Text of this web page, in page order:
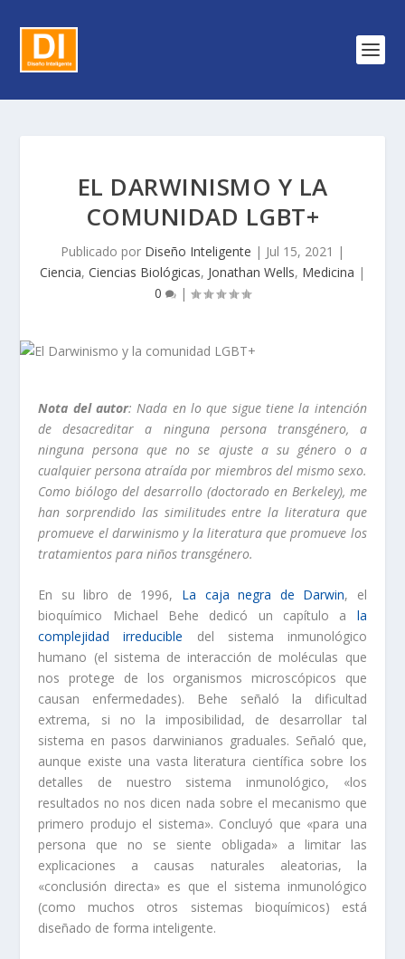
EL DARWINISMO Y LA
COMUNIDAD LGBT+
Publicado por Diseño Inteligente | Jul 15, 2021 |
Ciencia, Ciencias Biológicas, Jonathan Wells, Medicina |
0
|
Nota del autor: Nada en lo que sigue tiene la intención
de desacreditar a ninguna persona transgénero, a
ninguna persona que no se ajuste a su género o a
cualquier persona atraída por miembros del mismo sexo.
Como biólogo del desarrollo (doctorado en Berkeley), me
han sorprendido las similitudes entre la literatura que
promueve el darwinismo y la literatura que promueve los
tratamientos para niños transgénero.
En su libro de 1996, La caja negra de Darwin, el
bioquímico Michael Behe ​​dedicó un capítulo a la
complejidad irreducible del sistema inmunológico
humano (el sistema de interacción de moléculas que
nos protege de los organismos microscópicos que
causan enfermedades). Behe señaló la dificultad
extrema, si no la imposibilidad, de desarrollar tal
sistema en pasos darwinianos graduales. Señaló que,
aunque existe una vasta literatura científica sobre los
detalles de nuestro sistema inmunológico, «los
resultados no nos dicen nada sobre el mecanismo que
primero produjo el sistema». Concluyó que «para una
persona que no se siente obligada» a limitar las
explicaciones a causas naturales aleatorias, la
«conclusión directa» es que el sistema inmunológico
(como muchos otros sistemas bioquímicos) está
diseñado de forma inteligente.